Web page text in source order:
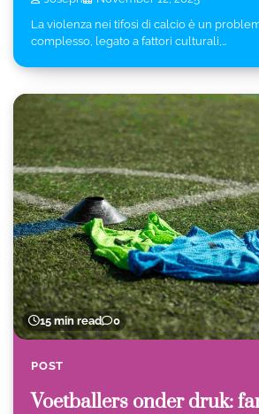
La violenza nei tifosi di calcio è un
complesso, legato a fattori culturali,…
15 min read 0
POST
Voetballers onder druk: